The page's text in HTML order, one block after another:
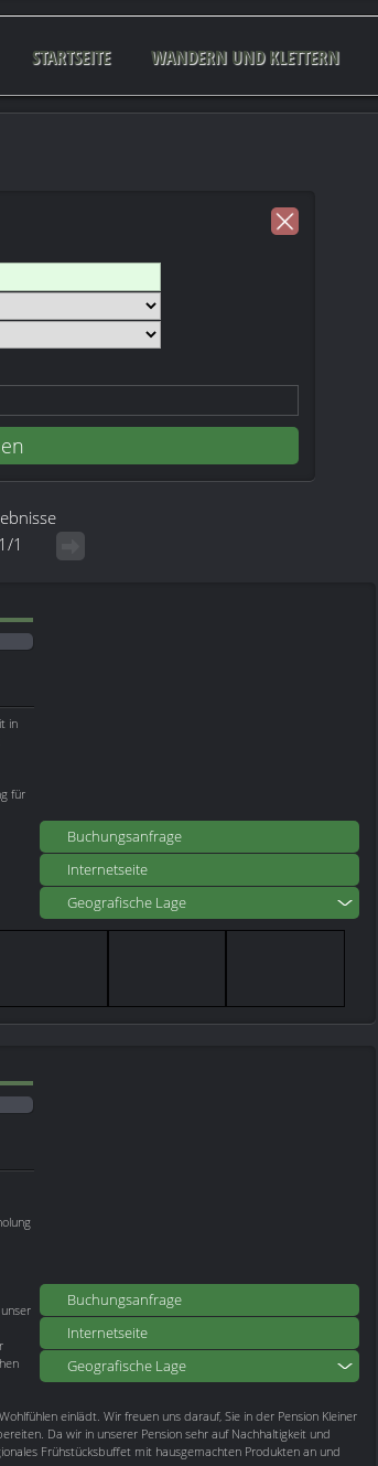
STARTSEITE WANDERN UND KLETTERN
1
Buchungsanfrage
Internetseite
Geografische Lage
in
für
Buchungsanfrage
Internetseite
Geografische Lage
einlädt. Wir freuen uns darauf, Sie in der Pension Kleiner
Da wir in unserer Pension sehr auf Nachhaltigkeit und
Frühstücksbuffet mit hausgemachten Produkten an und